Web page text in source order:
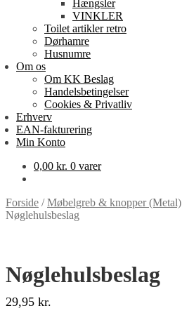
Hængsler
VINKLER
Toilet artikler retro
Dørhamre
Husnumre
Om os
Om KK Beslag
Handelsbetingelser
Cookies & Privatliv
Erhverv
EAN-fakturering
Min Konto
0,00 kr. 0 varer
Forside /Møbelgreb & knopper (Metal)
Nøglehulsbeslag
Nøglehulsbeslag
29,95 kr.